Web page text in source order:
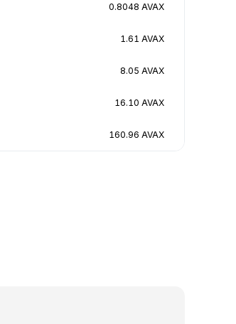
0.8048 AVAX
1.61 AVAX
8.05 AVAX
16.10 AVAX
160.96 AVAX